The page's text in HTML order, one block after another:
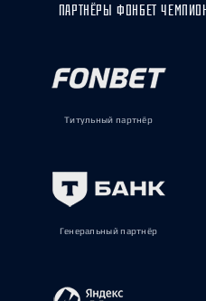
ПАРТНЁРЫ ФОНБЕТ
Титульный партнёр
Генеральный партнёр